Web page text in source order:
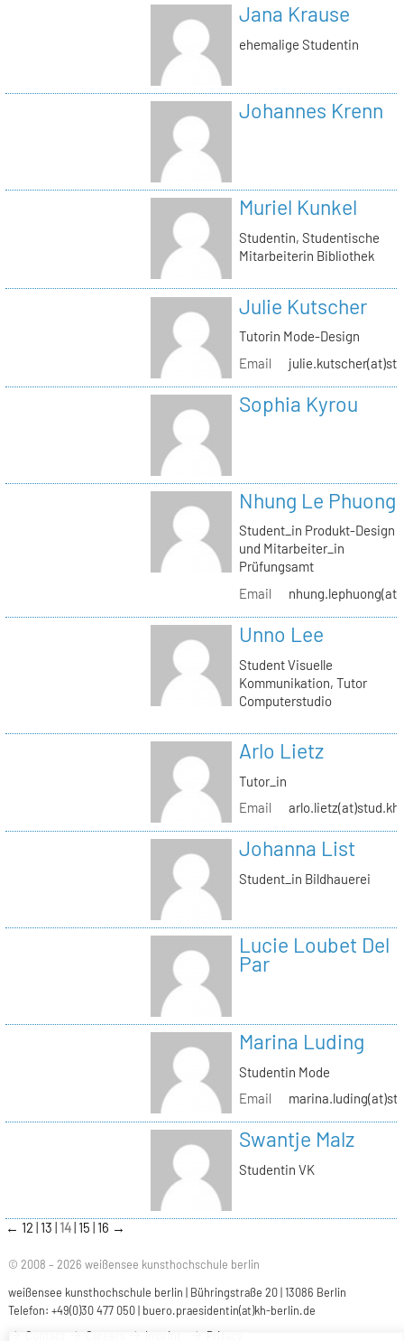
Jana Krause
ehemalige Studentin
Johannes Krenn
Muriel Kunkel
Studentin, Studentische
Mitarbeiterin Bibliothek
Julie Kutscher
Tutorin Mode-Design
Email
Sophia Kyrou
Nhung Le Phuong
Student_in Produkt-Design
und Mitarbeiter_in
Prüfungsamt
Email
Unno Lee
Student Visuelle
Kommunikation, Tutor
Computerstudio
Arlo Lietz
Tutor_in
Email
Johanna List
Student_in Bildhauerei
Lucie Loubet Del
Par
Marina Luding
Studentin Mode
Email
Swantje Malz
Studentin VK
← 12 13 14 15 16 →
© 2008 – 2026 weißensee kunsthochschule berlin
weißensee kunsthochschule berlin | Bühringstraße 20 | 13086 Berlin
Telefon: +49(0)30 477 050 | buero.praesidentin(at)kh-berlin.de
Contact
Careers Imprint Privacy